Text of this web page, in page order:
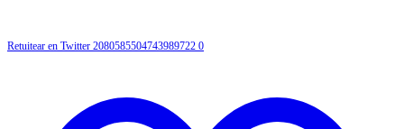
Retuitear en Twitter 2080585504743989722 0